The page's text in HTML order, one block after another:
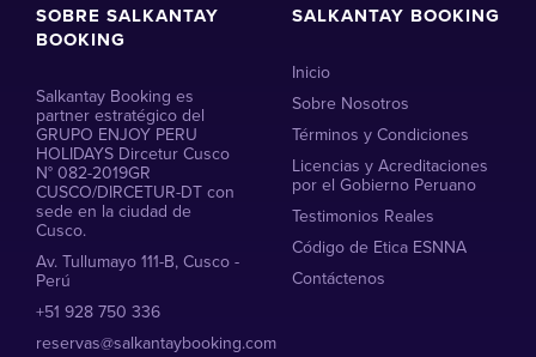
SOBRE SALKANTAY
BOOKING
Salkantay Booking es
partner estratégico del
GRUPO ENJOY PERU
HOLIDAYS Dircetur Cusco
N° 082-2019GR
CUSCO/DIRCETUR-DT con
sede en la ciudad de
Cusco.
Av. Tullumayo 111-B, Cusco -
Perú
+51 928 750 336
reservas@salkantaybooking.com
SALKANTAY BOOKING
Inicio
Sobre Nosotros
Términos y Condiciones
Licencias y Acreditaciones
por el Gobierno Peruano
Testimonios Reales
Código de Etica ESNNA
Contáctenos